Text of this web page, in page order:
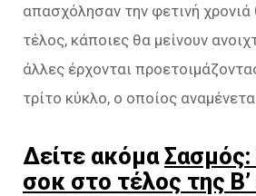
απασχόλησαν την φετινή χρονιά
τέλος, κάποιες θα μείνουν
άλλες έρχονται
τρίτο κύκλο, ο οποίος
Δείτε ακόμα
σοκ στο τέλος της